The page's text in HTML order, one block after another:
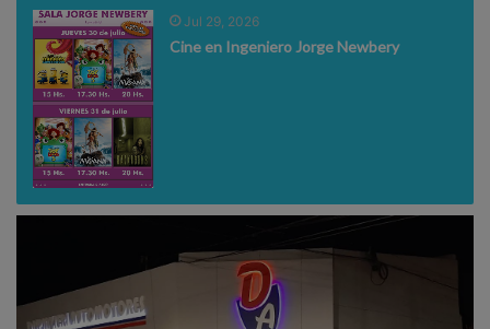
Jul 29, 2026
Cine en Ingeniero Jorge Newbery